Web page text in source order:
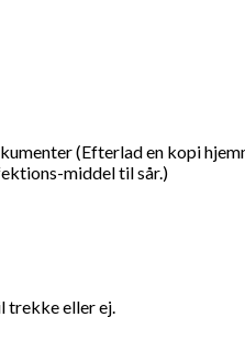
(Efterlad en kopi
middel til sår.)
trekke eller ej.